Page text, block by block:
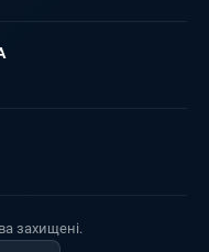
захищені.